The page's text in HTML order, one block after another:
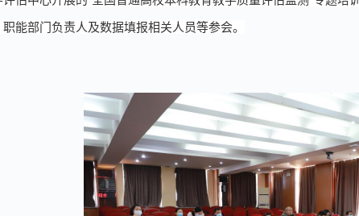
职能部门负责人及数据填报相关人员等参会。